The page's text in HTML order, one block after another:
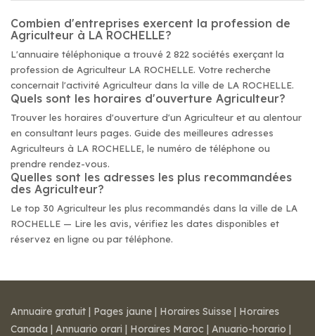
Combien d'entreprises exercent la profession de
Agriculteur à LA ROCHELLE?
L'annuaire téléphonique a trouvé 2 822 sociétés exerçant la
profession de Agriculteur LA ROCHELLE. Votre recherche
concernait l'activité Agriculteur dans la ville de LA ROCHELLE.
Quels sont les horaires d'ouverture Agriculteur?
Trouver les horaires d'ouverture d'un Agriculteur et au alentour
en consultant leurs pages. Guide des meilleures adresses
Agriculteurs à LA ROCHELLE, le numéro de téléphone ou
prendre rendez-vous.
Quelles sont les adresses les plus recommandées
des Agriculteur?
Le top 30 Agriculteur les plus recommandés dans la ville de LA
ROCHELLE — Lire les avis, vérifiez les dates disponibles et
réservez en ligne ou par téléphone.
Annuaire gratuit | Pages jaune | Horaires Suisse | Horaires
Canada | Annuario orari | Horaires Maroc | Anuario-horario |